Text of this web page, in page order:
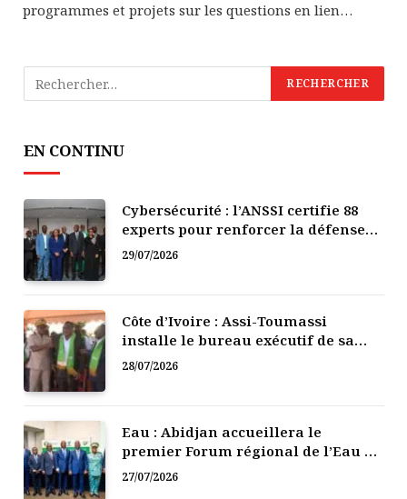
programmes et projets sur les questions en lien…
EN CONTINU
Cybersécurité : l’ANSSI certifie 88
experts pour renforcer la défense
numérique de la Côte d’Ivoire
29/07/2026
Côte d’Ivoire : Assi-Toumassi
installe le bureau exécutif de sa
mutuelle de développement
28/07/2026
Eau : Abidjan accueillera le
premier Forum régional de l’Eau de
l’Afrique de l’Ouest
27/07/2026